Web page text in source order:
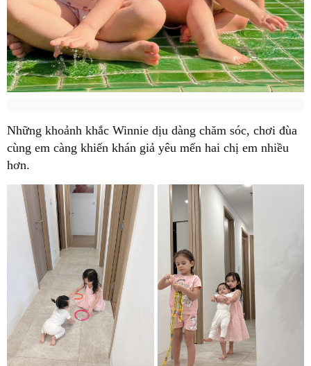
Những khoảnh khắc Winnie dịu dàng chăm sóc, chơi đùa
cùng em càng khiến khán giả yêu mến hai chị em nhiều
hơn.